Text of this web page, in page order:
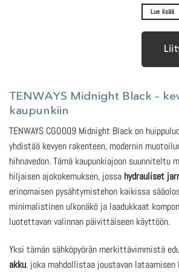
Lue lisää
TENWAYS Midnight Black –
kaupunkiin
TENWAYS CGO009 Midnight Black on
yhdistää kevyen rakenteen, modernin
hihnavedon. Tämä kaupunkiajoon suunniteltu
hiljaisen ajokokemuksen, jossa hydrauliset
erinomaisen pysähtymistehon kaikissa
minimalistinen ulkonäkö ja laadukkaat
luotettavan valinnan päivittäiseen käyttöön.
Yksi tämän sähköpyörän merkittävimmistä
akku, joka mahdollistaa joustavan